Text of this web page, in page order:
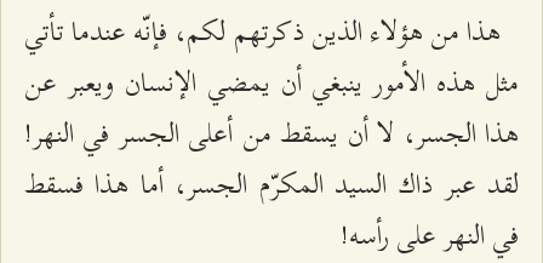
هذا من هؤلاء الذين ذكرتهم لكم، فإنّه عندما تأتي
مثل هذه الأمور ينبغي أن يمضي الإنسان ويعبر عن
هذا الجسر، لا أن يسقط من أعلى الجسر في النهر!
لقد عبر ذاك السيد المكرّم الجسر، أما هذا فسقط
في النهر على رأسه!